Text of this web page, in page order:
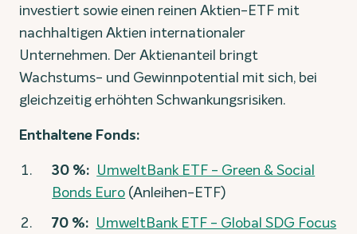
investiert sowie einen reinen Aktien-ETF mit
nachhaltigen Aktien internationaler
Unternehmen. Der Aktienanteil bringt
Wachstums- und Gewinnpotential mit sich, bei
gleichzeitig erhöhten Schwankungsrisiken.
Enthaltene Fonds:
30 %: UmweltBank ETF - Green & Social
Bonds Euro (Anleihen-ETF)
70 %: UmweltBank ETF - Global SDG Focus